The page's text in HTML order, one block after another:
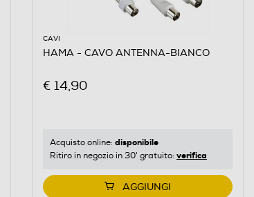
CAVI
HAMA - CAVO ANTENNA-BIANCO
€ 14,90
Acquisto online: disponibile
Ritiro in negozio in 30' gratuito: verifica
AGGIUNGI